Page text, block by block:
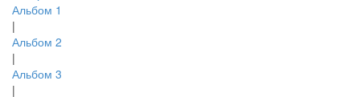
Альбом 1
|
Альбом 2
|
Альбом 3
|